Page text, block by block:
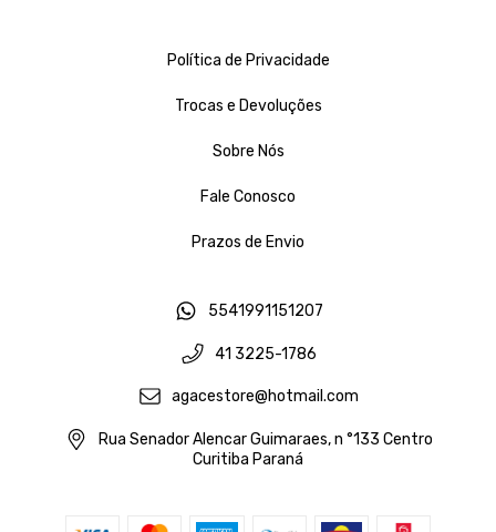
Política de Privacidade
Trocas e Devoluções
Sobre Nós
Fale Conosco
Prazos de Envio
5541991151207
41 3225-1786
agacestore@hotmail.com
Rua Senador Alencar Guimaraes, n °133 Centro
Curitiba Paraná